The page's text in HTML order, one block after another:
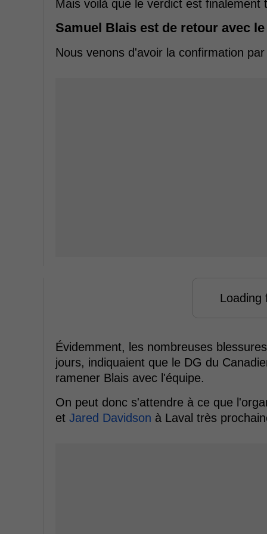
Mais voilà que le verdict est finalement
Samuel Blais est de retour avec
Nous venons d'avoir la confirmation
Loading
Évidemment, les nombreuses
jours, indiquaient que le DG du
ramener Blais avec l'équipe.
On peut donc s'attendre à ce que
et Jared Davidson à Laval très